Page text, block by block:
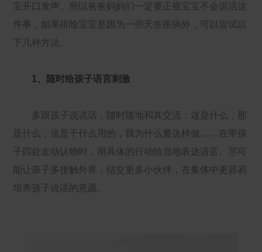
宝开口发声。所以爸爸妈妈们一定要正视宝宝不会说话这
件事，如果排除宝宝是因为一些天生疾病外，可以尝试以
下几种方法。
1、随时给孩子语言刺激
多跟孩子说说话，随时随地和其交流：这是什么，那
是什么，这是干什么用的，我为什么要这样做……在带孩
子四处走动认物时，用具体的行动恰当地表达语言。尽可
能让孩子多接触外界，结交更多小伙伴，在集体中更容易
培养孩子说话的意愿。